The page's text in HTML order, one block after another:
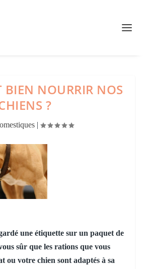
BIEN NOURRIR NOS
?
|
une étiquette sur un paquet de
sûr que les rations que vous
ou votre chien sont adaptés à sa